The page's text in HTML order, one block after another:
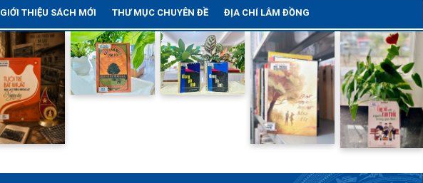
GIỚI THIỆU SÁCH MỚI THƯ MỤC CHUYÊN ĐỀ ĐỊA CHÍ LÂM ĐỒNG